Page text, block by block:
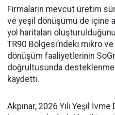
Firmaların mevcut üretim
ve yeşil dönüşümü de içine
yol haritaları
TR90 Bölgesi’ndeki mikro
dönüşüm faaliyetlerinin
doğrultusunda
kaydetti.
Akpınar, 2026 Yılı Yeşil